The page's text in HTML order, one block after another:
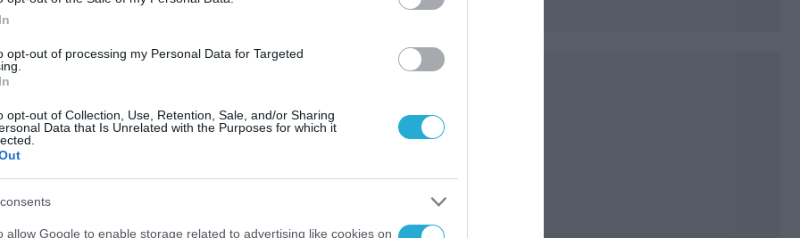
opt-out of processing my Personal Data for Targeted
opt-out of Collection, Use, Retention, Sale, and/or Sharing
Data that Is Unrelated with the Purposes for which it
allow Google to enable storage related to advertising like cookies on
βόμβα 2.000 λιβρών, που μπορεί να
παχύ στρώμα μπετόν και μετάλλου,
μεγάλη ακτίνα έκρηξης.
2.000 λιβρών στο Ισραήλ μετά την επίθεση
της Χαμάς στις 7 Οκτωβρίου 2023,
ανακοινώσει βοήθεια ύψους